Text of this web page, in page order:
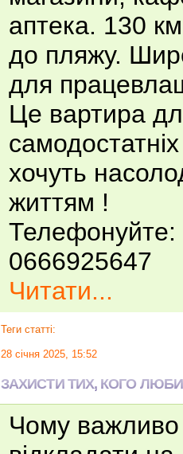
аптека. 130
до пляжу.
для
Це вартира
хочуть
життям !
0666925647
Читати...
Теги статті:
28 січня 2025, 15:52
ЗАХИСТИ ТИХ, КОГО
Чому важливо